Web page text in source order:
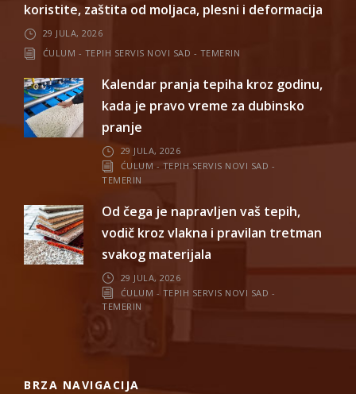
koristite, zaštita od moljaca, plesni i deformacija
29 JULA, 2026
ĆULUM - TEPIH SERVIS NOVI SAD - TEMERIN
Kalendar pranja tepiha kroz godinu,
kada je pravo vreme za dubinsko
pranje
29 JULA, 2026
ĆULUM - TEPIH SERVIS NOVI SAD -
TEMERIN
Od čega je napravljen vaš tepih,
vodič kroz vlakna i pravilan tretman
svakog materijala
29 JULA, 2026
ĆULUM - TEPIH SERVIS NOVI SAD -
TEMERIN
BRZA NAVIGACIJA